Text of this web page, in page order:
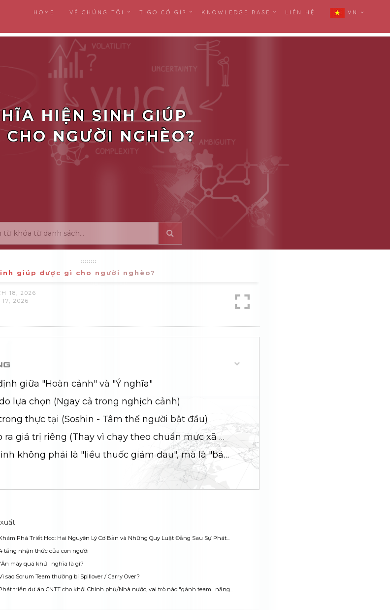
HOME VỀ CHÚNG TÔI TIGO CÓ GÌ? KNOWLEDGE BASE LIÊN HỆ VN
HIỆN SINH GIÚP
NGƯỜI NGHÈO?
giúp được gì cho người nghèo?
18, 2026
2026
giữa "Hoàn cảnh" và "Ý nghĩa"
lựa chọn (Ngay cả trong nghịch cảnh)
thực tại (Soshin - Tâm thế người bắt đầu)
4. Tự tạo ra giá trị riêng (Thay vì chạy theo chuẩn mực xã hội)
5. Hiện sinh không phải là "liều thuốc giảm đau", mà là "bản đồ hành động"
Phá Triết Học: Hai Nguyên Lý Cơ Bản và Những Quy Luật Đằng Sau Sự Phát...
tầng nhận thức của con người
mày quá khứ" nghĩa là gì?
sao Scrum Team thường bị Spillover / Carry Over?
triển dự án CNTT cho khối Chính phủ/Nhà nước, vai trò nào "gánh team" nặng...